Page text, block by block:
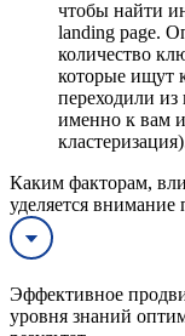
чтобы найти
landing page.
количество
которые ищут
переходили из
именно к вам
Каким факторам,
уделяется внимание
Эффективное
уровня знаний